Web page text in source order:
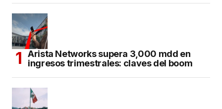
Arista Networks supera 3,000 mdd en
ingresos trimestrales: claves del boom